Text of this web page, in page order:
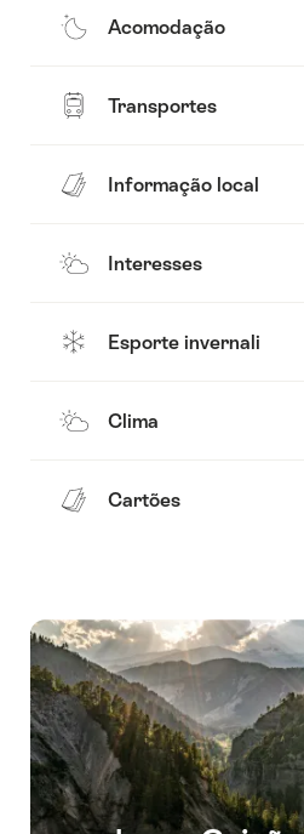
Acomodação
Transportes
Informação local
Interesses
Esporte invernali
Clima
Cartões